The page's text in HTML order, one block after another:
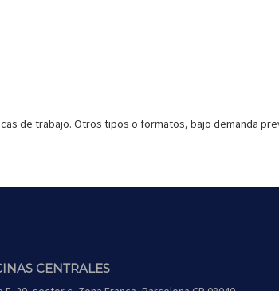
de trabajo. Otros tipos o formatos, bajo demanda
CENTRALES